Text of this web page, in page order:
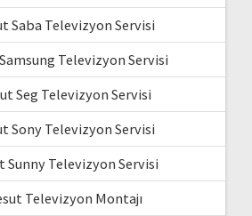
Saba Televizyon Servisi
Televizyon Servisi
Seg Televizyon Servisi
Sony Televizyon Servisi
Sunny Televizyon Servisi
Televizyon Montajı